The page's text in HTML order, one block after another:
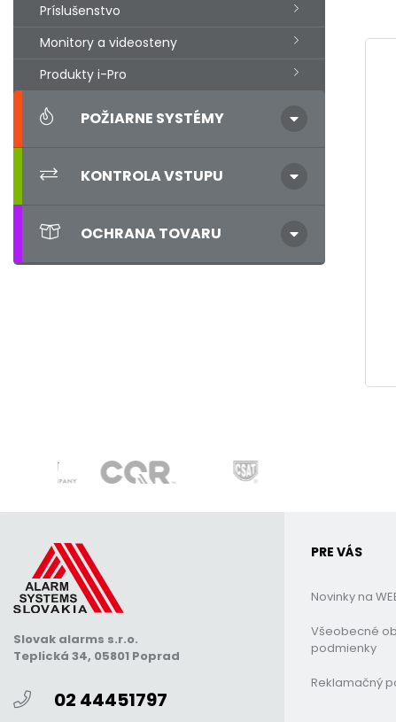
Príslušenstvo
Monitory a videosteny
Produkty i-Pro
POŽIARNE SYSTÉMY
KONTROLA VSTUPU
OCHRANA TOVARU
Slovak alarms s.r.o.
Teplická 34, 05801 Poprad
02 44451797
PRE VÁS
Novinky na
Všeobecné
podmienky
Reklamačný